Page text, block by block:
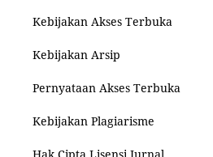
Kebijakan Akses Terbuka
Kebijakan Arsip
Pernyataan Akses Terbuka
Kebijakan Plagiarisme